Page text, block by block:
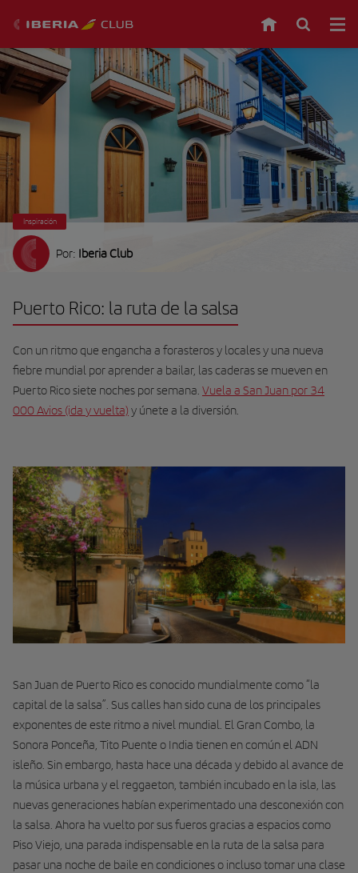
Inspiración
Por: Iberia Club
Puerto Rico: la ruta de la salsa
Con un ritmo que engancha a forasteros y locales y una nueva
fiebre mundial por aprender a bailar, las caderas se mueven en
Puerto Rico siete noches por semana. Vuela a San Juan por 34
000 Avios (ida y vuelta) y únete a la diversión.
San Juan de Puerto Rico es conocido mundial­mente como “la
capital de la salsa”. Sus calles han sido cuna de los principales
exponentes de este ritmo a nivel mundial. El Gran Combo, la
Sonora Ponceña, Tito Puente o India tienen en común el ADN
isleño. Sin embargo, hasta hace una década y debido al avance de
la música urba­na y el reggaeton, también incubado en la isla, las
nuevas generaciones habían experimentado una desconexión con
la salsa. Ahora ha vuelto por sus fueros gracias a espacios como
Piso Viejo, una parada indispensable en la ruta de la salsa para
pasar una noche de baile en condiciones o incluso tomar una clase